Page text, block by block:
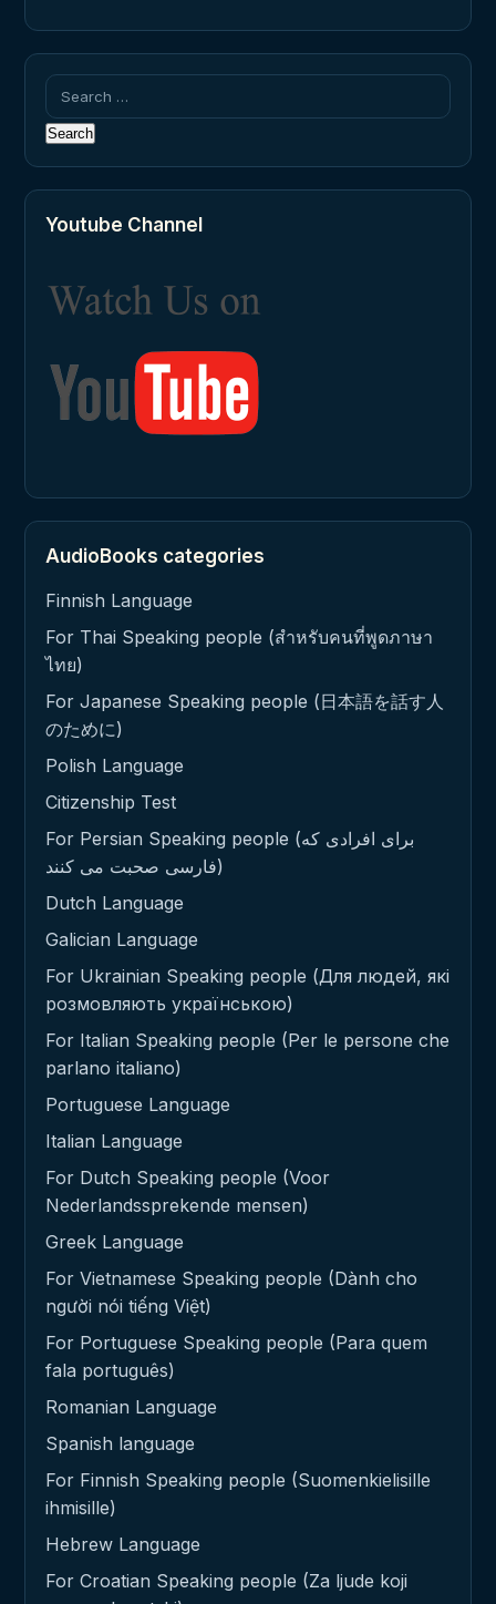
Search
for:
Youtube Channel
AudioBooks categories
Finnish Language
For Thai Speaking people (สำหรับคนที่พูดภาษา
ไทย)
For Japanese Speaking people (日本語を話す人
のために)
Polish Language
Citizenship Test
For Persian Speaking people (برای افرادی که
فارسی صحبت می کنند)
Dutch Language
Galician Language
For Ukrainian Speaking people (Для людей, які
розмовляють українською)
For Italian Speaking people (Per le persone che
parlano italiano)
Portuguese Language
Italian Language
For Dutch Speaking people (Voor
Nederlandssprekende mensen)
Greek Language
For Vietnamese Speaking people (Dành cho
người nói tiếng Việt)
For Portuguese Speaking people (Para quem
fala português)
Romanian Language
Spanish language
For Finnish Speaking people (Suomenkielisille
ihmisille)
Hebrew Language
For Croatian Speaking people (Za ljude koji